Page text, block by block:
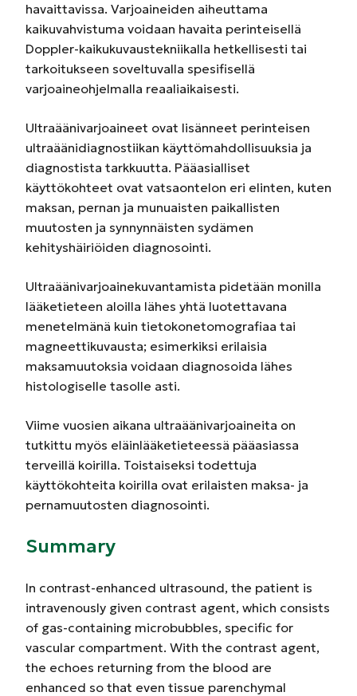
havaittavissa. Varjoaineiden aiheuttama
kaikuvahvistuma voidaan havaita perinteisellä
Doppler-kaikukuvaustekniikalla hetkellisesti tai
tarkoitukseen soveltuvalla spesifisellä
varjoaineohjelmalla reaaliaikaisesti.
Ultraäänivarjoaineet ovat lisänneet perinteisen
ultraäänidiagnostiikan käyttömahdollisuuksia ja
diagnostista tarkkuutta. Pääasialliset
käyttökohteet ovat vatsaontelon eri elinten, kuten
maksan, pernan ja munuaisten paikallisten
muutosten ja synnynnäisten sydämen
kehityshäiriöiden diagnosointi.
Ultraäänivarjoainekuvantamista pidetään monilla
lääketieteen aloilla lähes yhtä luotettavana
menetelmänä kuin tietokonetomografiaa tai
magneettikuvausta; esimerkiksi erilaisia
maksamuutoksia voidaan diagnosoida lähes
histologiselle tasolle asti.
Viime vuosien aikana ultraäänivarjoaineita on
tutkittu myös eläinlääketieteessä pääasiassa
terveillä koirilla. Toistaiseksi todettuja
käyttökohteita koirilla ovat erilaisten maksa- ja
pernamuutosten diagnosointi.
Summary
In contrast-enhanced ultrasound, the patient is
intravenously given contrast agent, which consists
of gas-containing microbubbles, specific for
vascular compartment. With the contrast agent,
the echoes returning from the blood are
enhanced so that even tissue parenchymal